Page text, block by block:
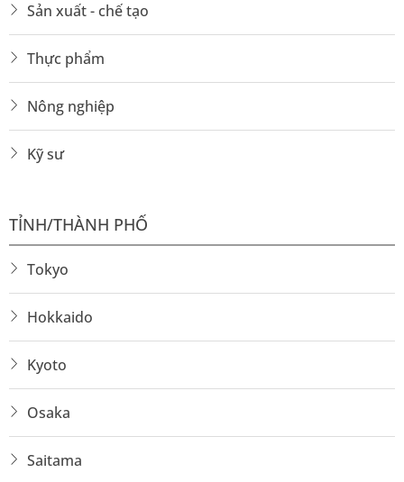
Sản xuất - chế tạo
Thực phẩm
Nông nghiệp
Kỹ sư
TỈNH/THÀNH PHỐ
Tokyo
Hokkaido
Kyoto
Osaka
Saitama